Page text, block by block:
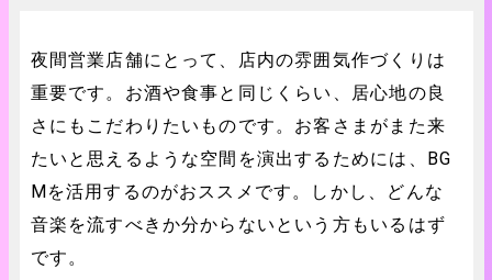
夜間営業店舗にとって、店内の雰囲気作づくりは
重要です。お酒や食事と同じくらい、居心地の良
さにもこだわりたいものです。お客さまがまた来
たいと思えるような空間を演出するためには、BG
Mを活用するのがおススメです。しかし、どんな
音楽を流すべきか分からないという方もいるはず
です。